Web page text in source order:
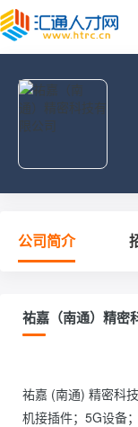
公司简介
祐嘉（南通）精密
祐嘉 (南通) 精密科
机接插件；5G设备